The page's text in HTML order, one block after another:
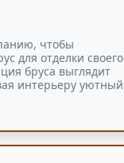
чтобы
для отделки своего
бруса выглядит
интерьеру уютный